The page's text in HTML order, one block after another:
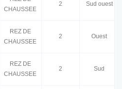
CHAUSSEE
2 Sud ouest
REZ DE
CHAUSSEE
2 Ouest
REZ DE
CHAUSSEE
2 Sud